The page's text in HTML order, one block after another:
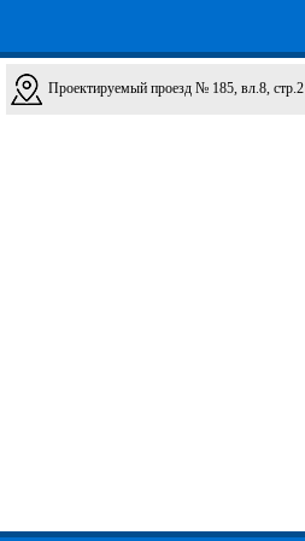
Проектируемый проезд № 185, вл.8, стр.2